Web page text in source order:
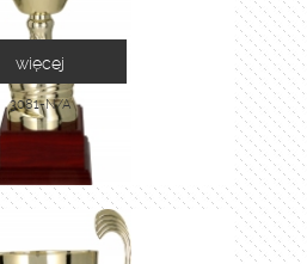
3081-N/A
więcej